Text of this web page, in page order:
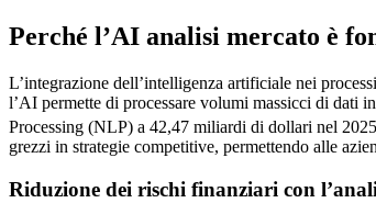
Perché l’AI analisi mercato è
L’integrazione dell’intelligenza artificiale nei
l’AI permette di processare volumi massicci di dati
Processing (NLP) a 42,47 miliardi di dollari nel
grezzi in strategie competitive, permettendo alle
Riduzione dei rischi finanziari con